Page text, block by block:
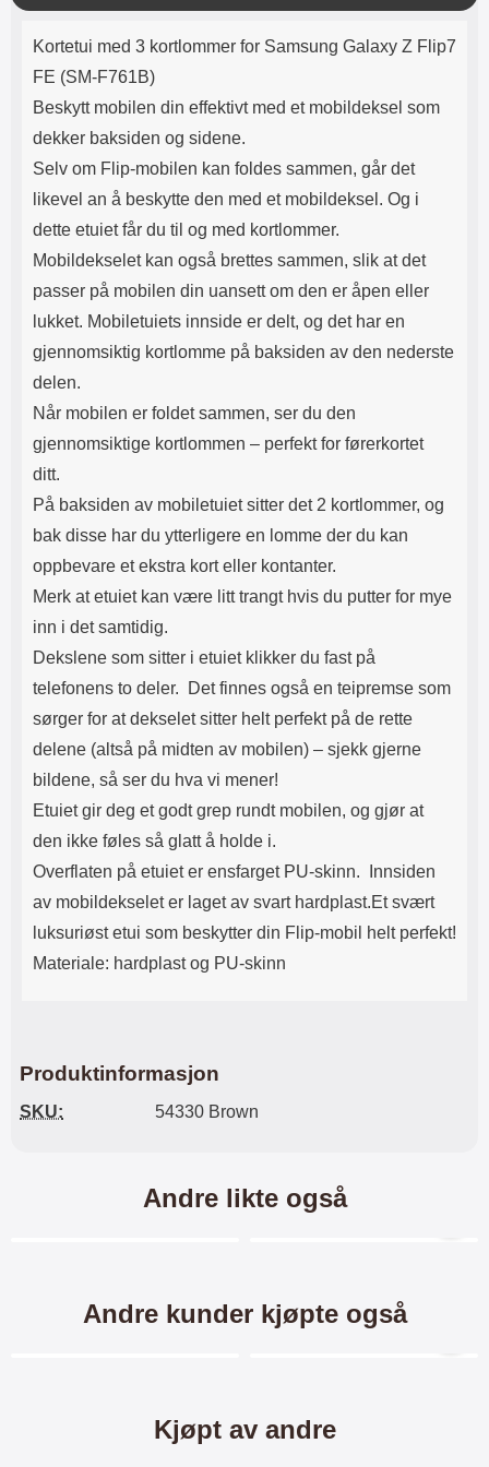
Lyttetid: ca 4 timer
k
k
Produktbeskrivelse
Kortetui med 3 kortlommer for Samsung Galaxy Z Flip7
FE (SM-F761B)
​Beskytt mobilen din effektivt med et mobildeksel som
dekker baksiden og sidene.
Selv om Flip-mobilen kan foldes sammen, går det
likevel an å beskytte den med et mobildeksel. Og i
dette etuiet får du til og med kortlommer.
Mobildekselet kan også brettes sammen, slik at det
passer på mobilen din uansett om den er åpen eller
lukket. Mobiletuiets innside er delt, og det har en
gjennomsiktig kortlomme på baksiden av den nederste
delen.
Når mobilen er foldet sammen, ser du den
gjennomsiktige kortlommen – perfekt for førerkortet
ditt.
På baksiden av mobiletuiet sitter det 2 kortlommer, og
bak disse har du ytterligere en lomme der du kan
oppbevare et ekstra kort eller kontanter.
Merk at etuiet kan være litt trangt hvis du putter for mye
inn i det samtidig.
Dekslene som sitter i etuiet klikker du fast på
telefonens to deler. Det finnes også en teipremse som
sørger for at dekselet sitter helt perfekt på de rette
delene (altså på midten av mobilen) – sjekk gjerne
bildene, så ser du hva vi mener!
Etuiet gir deg et godt grep rundt mobilen, og gjør at
den ikke føles så glatt å holde i.
Overflaten på etuiet er ensfarget PU-skinn.
Innsiden
av mobildekselet er laget av svart hardplast.Et svært
luksuriøst etui som beskytter din Flip-mobil helt perfekt!
Materiale: hardplast og PU-skinn
Produktinformasjon
SKU: 54330 Brown
Andre likte også
Andre kunder kjøpte også
Kjøpt av andre